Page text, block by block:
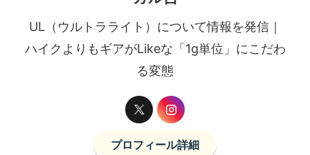
UL（ウルトラライト）について情報を発信｜
ハイクよりもギアがLikeな「1g単位」にこだわ
る変態
プロフィール詳細